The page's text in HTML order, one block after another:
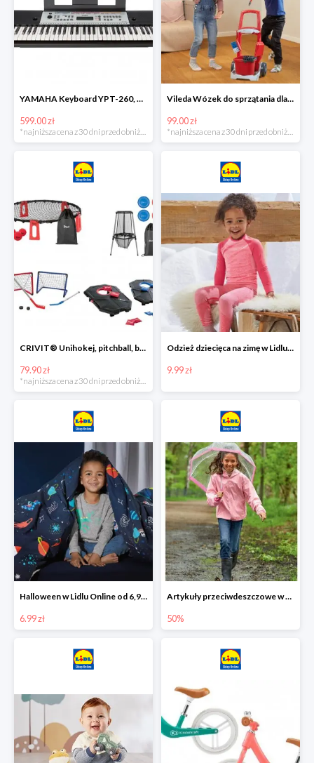
YAMAHA Keyboard YPT-260, 61 klawiszy
599.00 zł
*najniższa cena z 30 dni przed obniżką
Vileda Wózek do sprzątania dla dzieci
99.00 zł
*najniższa cena z 30 dni przed obniżką
CRIVIT® Unihokej, pitchball, bean bag lub disc golf
79.90 zł
Odzież dziecięca na zimę w Lidlu Online od 9,99 zł
9.99 zł
Halloween w Lidlu Online od 6,99 zł
6.99 zł
Artykuły przeciwdeszczowe w Lodilu Online do -50%
50%